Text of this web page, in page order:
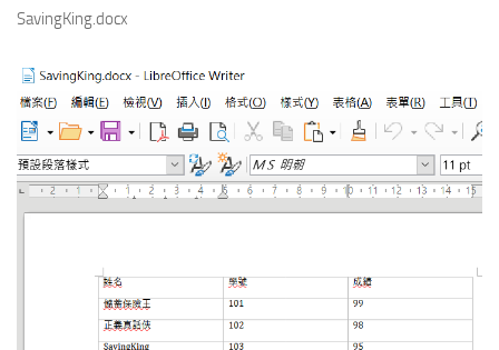
SavingKing.docx